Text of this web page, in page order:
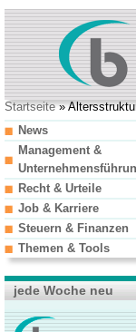
Startseite»
News
Management &
Recht & Urteile
Job & Karriere
Steuern & Finanzen
Themen & Tools
jede Woche neu